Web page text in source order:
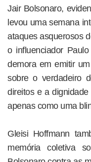
Jair Bolsonaro,
levou uma semana
ataques asquerosos
o influenciador
demora em emitir
sobre o verdadeiro
direitos e a
apenas como uma
Gleisi Hoffmann
memória coletiva